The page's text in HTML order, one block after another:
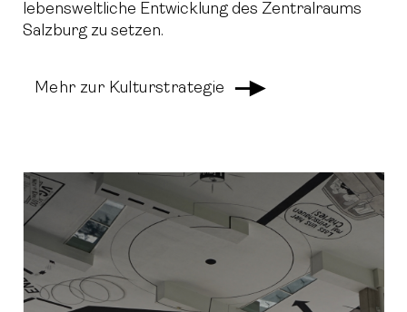
lebensweltliche Entwicklung des Zentralraums
Salzburg zu setzen.
Mehr zur Kulturstrategie